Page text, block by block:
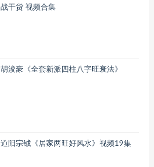
战干货 视频合集
胡浚豪《全套新派四柱八字旺衰法》
道阳宗钺《居家两旺好风水》视频19集